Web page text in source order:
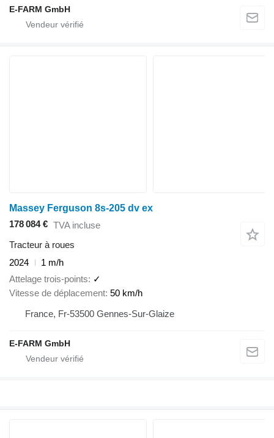
E-FARM GmbH
Massey Ferguson 8s-205 dv ex
178 084 € TVA incluse
Tracteur à roues
2024
1 m/h
Attelage trois-points
✓
Vitesse de déplacement 50 km/h
France, Fr-53500 Gennes-Sur-Glaize
E-FARM GmbH